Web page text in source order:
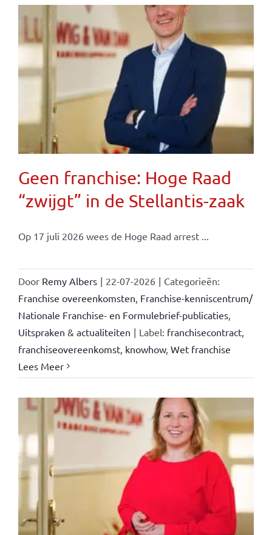
Geen franchise: Hoge Raad
“zwijgt” in de Stellantis-zaak
Op 17 juli 2026 wees de Hoge Raad arrest ...
Door Remy Albers | 22-07-2026 | Categorieën:
Franchise overeenkomsten, Franchise-kenniscentrum/
Nationale Franchise- en Formulebrief-publicaties,
Uitspraken & actualiteiten | Label: franchisecontract,
franchiseovereenkomst, knowhow, Wet franchise
Lees Meer